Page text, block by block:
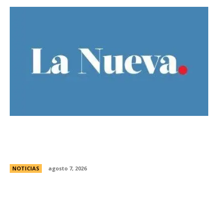
NOTICIAS agosto 7, 2026